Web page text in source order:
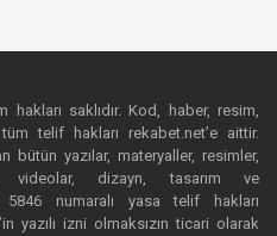
saklıdır. Kod, haber, resim,
telif hakları rekabet.net’e aittir.
bütün yazılar, materyaller, resimler,
videolar, dizayn, tasarım ve
5846 numaralı yasa telif hakları
yazılı izni olmaksızın ticari olarak